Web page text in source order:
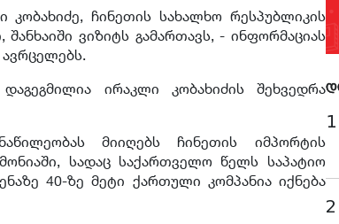
ჩინეთის სახალხო რესპუბლიკის
ვიზიტს გამართავს, - ინფორმაციას
ირაკლი კობახიძის შეხვედრა
მიიღებს ჩინეთის იმპორტის
სადაც საქართველო წელს საპატიო
40-ზე მეტი ქართული კომპანია იქნება
1
2